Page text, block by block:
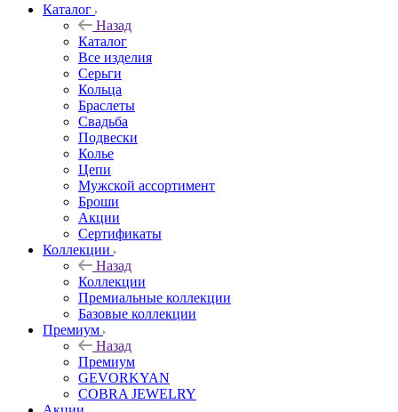
Каталог
Назад
Каталог
Все изделия
Серьги
Кольца
Браслеты
Свадьба
Подвески
Колье
Цепи
Мужской ассортимент
Броши
Акции
Сертификаты
Коллекции
Назад
Коллекции
Премиальные коллекции
Базовые коллекции
Премиум
Назад
Премиум
GEVORKYAN
COBRA JEWELRY